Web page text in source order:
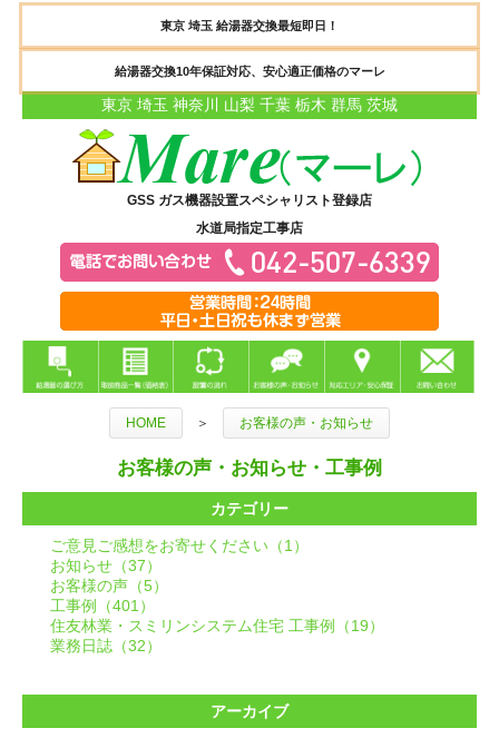
東京 埼玉 給湯器交換最短即日！
給湯器交換10年保証対応、安心適正価格のマーレ
東京 埼玉 神奈川 山梨 千葉 栃木 群馬 茨城
GSS ガス機器設置スペシャリスト登録店
水道局指定工事店
HOME ＞ お客様の声・お知らせ
お客様の声・お知らせ・工事例
カテゴリー
ご意見ご感想をお寄せください（1）
お知らせ（37）
お客様の声（5）
工事例（401）
住友林業・スミリンシステム住宅 工事例（19）
業務日誌（32）
アーカイブ